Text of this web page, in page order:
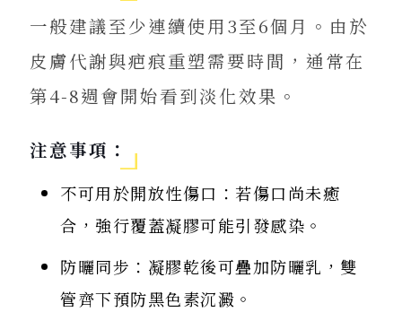
一般建議至少連續使用3至6個月。由於
皮膚代謝與疤痕重塑需要時間，通常在
第4-8週會開始看到淡化效果。
注意事項：
不可用於開放性傷口：若傷口尚未癒
合，強行覆蓋凝膠可能引發感染。
防曬同步：凝膠乾後可疊加防曬乳，雙
管齊下預防黑色素沉澱。